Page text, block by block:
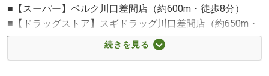
ご成約頂いたTOHO HOUSE CLUB会員様のための特別優待
サービス。
ホテル、レジャー施設、飲食店、映画館など\
■【スーパー】ベルク川口差間店（約600m・徒歩8分）
■【ドラッグストア】スギドラッグ川口差間店（約650m・
徒歩9分）
■【コンビニ】セブンイレブン川口差間店（約210m・徒歩
続きを見る